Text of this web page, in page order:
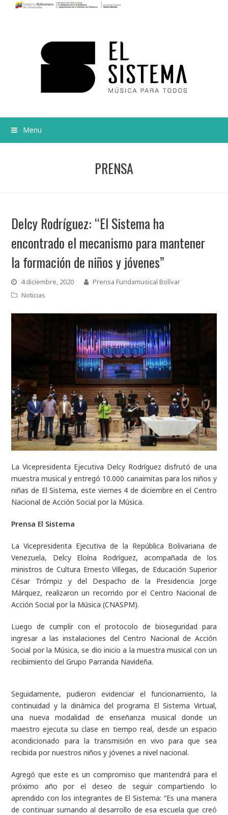
Menu
PRENSA
Delcy Rodríguez: “El Sistema ha
encontrado el mecanismo para mantener
la formación de niños y jóvenes”
4 diciembre, 2020
Prensa Fundamusical Bolívar
Noticias
La Vicepresidenta Ejecutiva Delcy Rodríguez disfrutó de una
muestra musical y entregó 10.000 canaimitas para los niños y
niñas de El Sistema, este viernes 4 de diciembre en el Centro
Nacional de Acción Social por la Música.
Prensa El Sistema
La Vicepresidenta Ejecutiva de la República Bolivariana de
Venezuela, Delcy Eloína Rodríguez, acompañada de los
ministros de Cultura Ernesto Villegas, de Educación Superior
César Trómpiz y del Despacho de la Presidencia Jorge
Márquez, realizaron un recorrido por el Centro Nacional de
Acción Social por la Música (CNASPM).
Luego de cumplir con el protocolo de bioseguridad para
ingresar a las instalaciones del Centro Nacional de Acción
Social por la Música, se dio inicio a la muestra musical con un
recibimiento del Grupo Parranda Navideña.
Seguidamente, pudieron evidenciar el funcionamiento, la
continuidad y la dinámica del programa El Sistema Virtual,
una nueva modalidad de enseñanza musical donde un
maestro ejecuta su clase en tiempo real, desde un espacio
acondicionado para la transmisión en vivo para que sea
recibida por nuestros niños y jóvenes a nivel nacional.
Agregó que este es un compromiso que mantendrá para el
próximo año por el deseo de seguir compartiendo lo
aprendido con los integrantes de El Sistema: “Es una manera
de continuar sumando al desarrollo de esa escuela que creó